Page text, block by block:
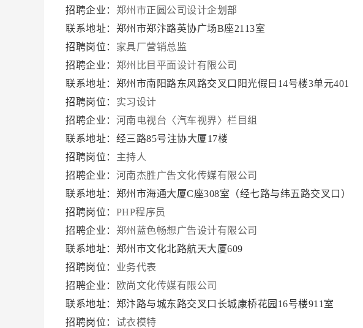
招聘企业： 郑州市正圆公司设计企划部
联系地址：郑州市郑汴路英协广场B座2113室
招聘岗位： 家具厂营销总监
招聘企业： 郑州比目平面设计有限公司
联系地址：郑州市南阳路东风路交叉口阳光假日14号楼3单元401
招聘岗位： 实习设计
招聘企业： 河南电视台〈汽车视界〉栏目组
联系地址：经三路85号注协大厦17楼
招聘岗位： 主持人
招聘企业： 河南杰胜广告文化传媒有限公司
联系地址：郑州市海通大厦C座308室（经七路与纬五路交叉口）
招聘岗位： PHP程序员
招聘企业： 郑州蓝色畅想广告设计有限公司
联系地址：郑州市文化北路航天大厦609
招聘岗位： 业务代表
招聘企业：
欧尚文化传媒有限公司
联系地址：郑汴路与城东路交叉口长城康桥花园16号楼911室
招聘岗位： 试衣模特